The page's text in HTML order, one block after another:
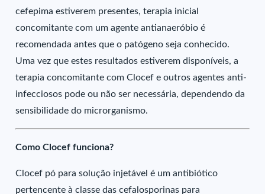
cefepima estiverem presentes, terapia inicial
concomitante com um agente antianaeróbio é
recomendada antes que o patógeno seja conhecido.
Uma vez que estes resultados estiverem disponíveis, a
terapia concomitante com Clocef e outros agentes anti-
infecciosos pode ou não ser necessária, dependendo da
sensibilidade do microrganismo.
Como Clocef funciona?
Clocef pó para solução injetável é um antibiótico
pertencente à classe das cefalosporinas para